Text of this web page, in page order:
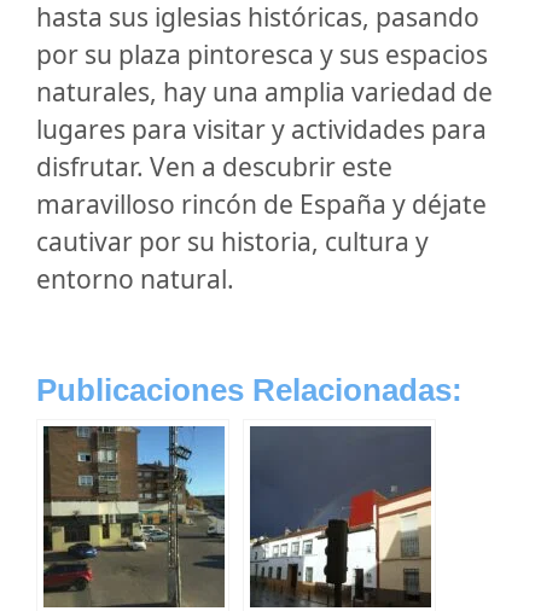
hasta sus iglesias históricas, pasando
por su plaza pintoresca y sus espacios
naturales, hay una amplia variedad de
lugares para visitar y actividades para
disfrutar. Ven a descubrir este
maravilloso rincón de España y déjate
cautivar por su historia, cultura y
entorno natural.
Publicaciones Relacionadas: